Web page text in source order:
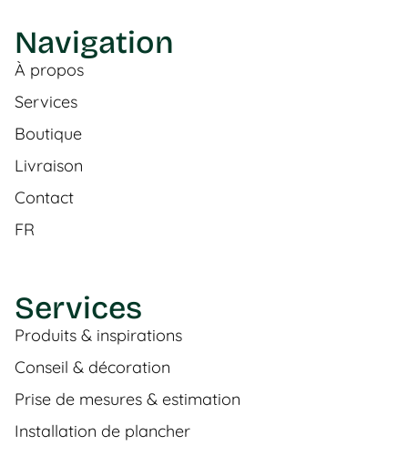
Navigation
À propos
Services
Boutique
Livraison
Contact
FR
Services
Produits & inspirations
Conseil & décoration
Prise de mesures & estimation
Installation de plancher